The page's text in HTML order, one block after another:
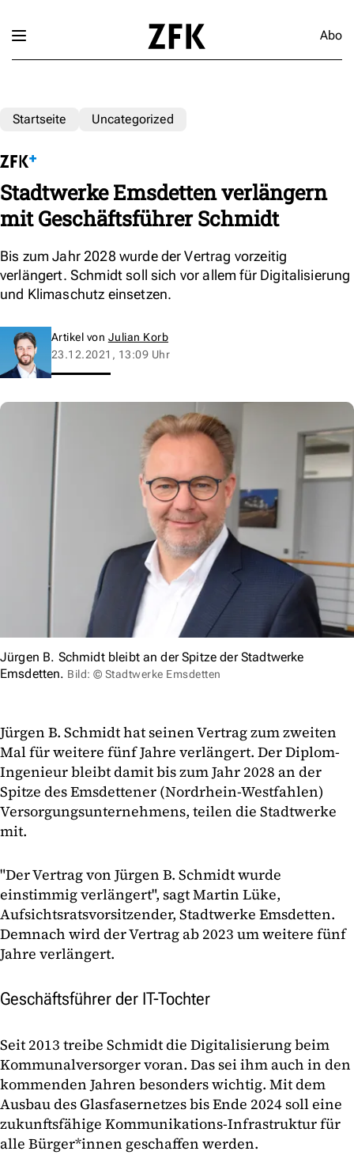
Abo
Startseite Uncategorized
Stadtwerke Emsdetten verlängern
mit Geschäftsführer Schmidt
Bis zum Jahr 2028 wurde der Vertrag vorzeitig
verlängert. Schmidt soll sich vor allem für Digitalisierung
und Klimaschutz einsetzen.
Artikel von Julian Korb
23.12.2021, 13:09 Uhr
Jürgen B. Schmidt bleibt an der Spitze der Stadtwerke
Emsdetten. Bild: © Stadtwerke Emsdetten
Jürgen B. Schmidt hat seinen Vertrag zum zweiten
Mal für weitere fünf Jahre verlängert. Der Diplom-
Ingenieur bleibt damit bis zum Jahr 2028 an der
Spitze des Emsdettener (Nordrhein-Westfahlen)
Versorgungsunternehmens, teilen die Stadtwerke
mit.
"Der Vertrag von Jürgen B. Schmidt wurde
einstimmig verlängert", sagt Martin Lüke,
Aufsichtsratsvorsitzender, Stadtwerke Emsdetten.
Demnach wird der Vertrag ab 2023 um weitere fünf
Jahre verlängert.
Geschäftsführer der IT-Tochter
Seit 2013 treibe Schmidt die Digitalisierung beim
Kommunalversorger voran. Das sei ihm auch in den
kommenden Jahren besonders wichtig. Mit dem
Ausbau des Glasfasernetzes bis Ende 2024 soll eine
zukunftsfähige Kommunikations-Infrastruktur für
alle Bürger*innen geschaffen werden.